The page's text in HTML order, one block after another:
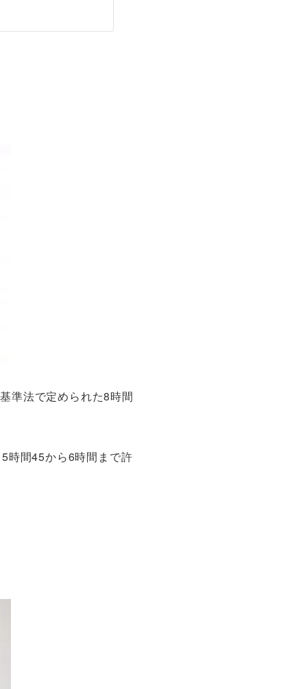
準法で定められた8時間
時間45から6時間まで許